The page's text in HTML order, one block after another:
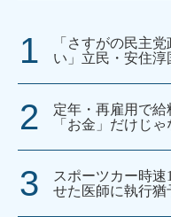
「さすがの民主
い」立民・安住
定年・再雇用で
「お金」だけじ
スポーツカー時
せた医師に執行